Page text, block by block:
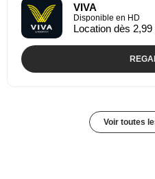
VIVA
Disponible en HD
Location dès 2,99
Voir toutes